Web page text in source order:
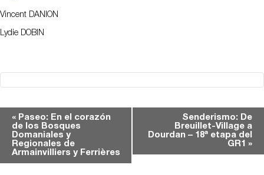
Vincent DANION
Lydie DOBIN
Navegación
del
Evento
« Paseo: En el corazón
de los Bosques
Domaniales y
Regionales de
Armainvilliers y Ferrières
Senderismo: De
Breuillet-Village a
Dourdan – 18ª etapa del
GR1 »